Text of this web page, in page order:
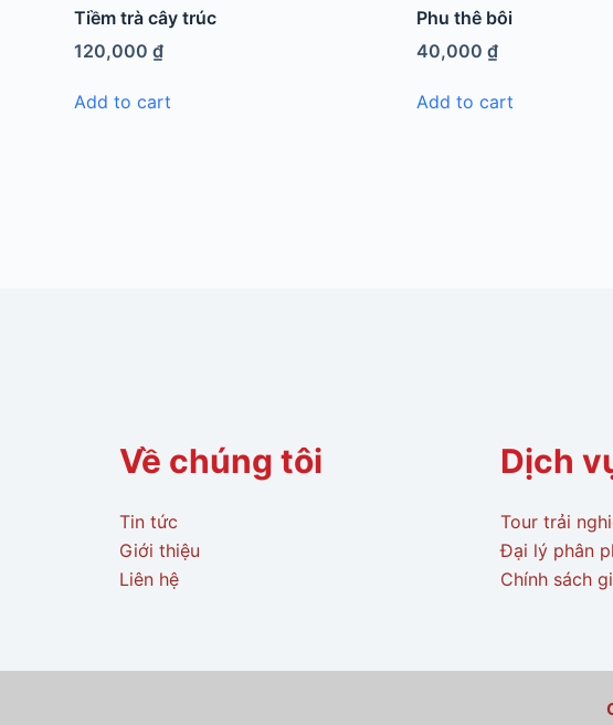
a
t
e
d
u
Tiềm trà cây trúc
120,000₫
Add to cart
a
t
e
d
u
Phu thê bôi
40,000₫
Add to cart
Về chúng tôi
Tin tức
Giới thiệu
Liên hệ
Dịch
Tour trải
Đại lý phân
Chính sách